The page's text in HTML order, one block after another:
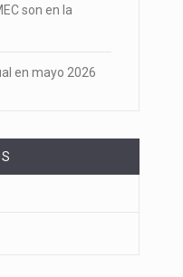
son en la
en mayo 2026